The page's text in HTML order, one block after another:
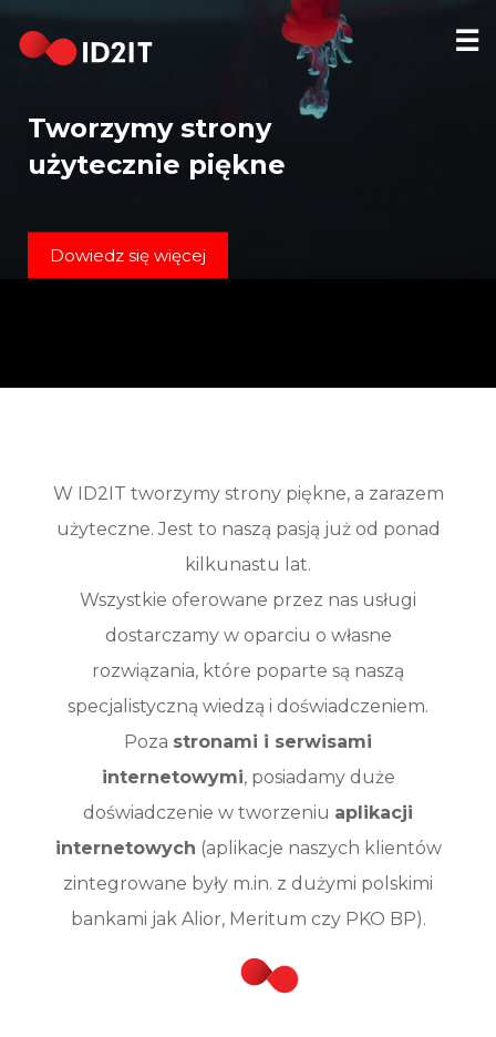
REALIZACJE
DOMENY
KONTAKT
☰
Tworzymy strony
użytecznie piękne
Dowiedz się więcej
W ID2IT tworzymy strony piękne, a zarazem
użyteczne. Jest to naszą pasją już od ponad
kilkunastu lat.
Wszystkie oferowane przez nas usługi
dostarczamy w oparciu o własne
rozwiązania, które poparte są naszą
specjalistyczną wiedzą i doświadczeniem.
Poza stronami i serwisami
internetowymi, posiadamy duże
doświadczenie w tworzeniu aplikacji
internetowych (aplikacje naszych klientów
zintegrowane były m.in. z dużymi polskimi
bankami jak Alior, Meritum czy PKO BP).